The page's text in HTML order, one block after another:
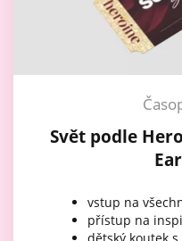
Svět podle
vstup na
přístup na